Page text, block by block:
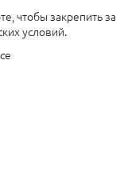
чтобы закрепить за
условий.